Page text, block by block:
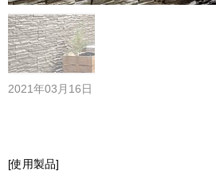
2021年03月16日
[使用製品]